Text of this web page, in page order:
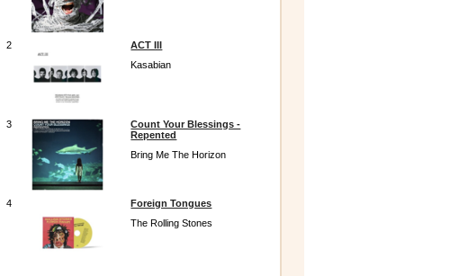
2
ACT III
Kasabian
3
Count Your Blessings -
Repented
Bring Me The Horizon
4
Foreign Tongues
The Rolling Stones